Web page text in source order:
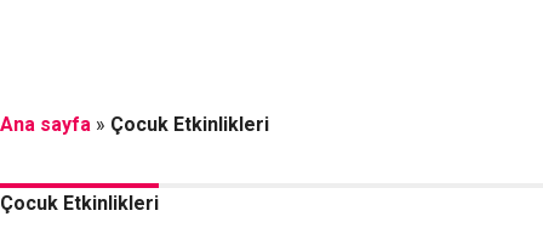
Ana sayfa » Çocuk Etkinlikleri
Çocuk Etkinlikleri